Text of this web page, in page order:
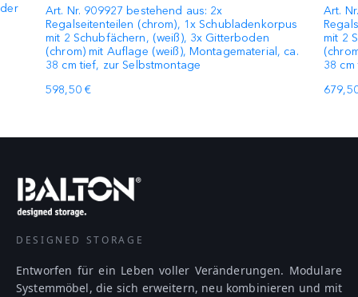
Art. Nr. 909927 bestehend aus: 2x
Regalseitenteilen (chrom), 1x Schubladenkorpus
mit 2 Schubfächern, (weiß), 3x Gitterboden
(chrom) mit Auflage (weiß), Montagematerial, ca.
38 cm tief, zur Selbstmontage
598,50 €
Art.
mit 2
38
DESIGNED STORAGE
Entworfen für ein Leben voller Veränderungen. Modulare
Systemmöbel, die sich erweitern, neu kombinieren und mit